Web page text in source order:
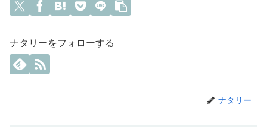
ナタリーをフォローする
ナタリー